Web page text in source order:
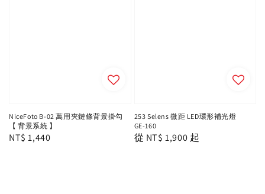
NiceFoto B-02 萬用夾鏈條背景掛勾
【 背景系統 】
Regular
NT$ 1,440
253 Selens 微距 LED環形補光燈
GE-160
Regular
從 NT$ 1,900 起